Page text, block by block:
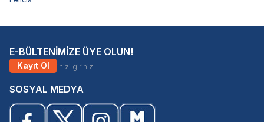
E-BÜLTENİMİZE ÜYE OLUN!
Kayıt Ol
SOSYAL MEDYA